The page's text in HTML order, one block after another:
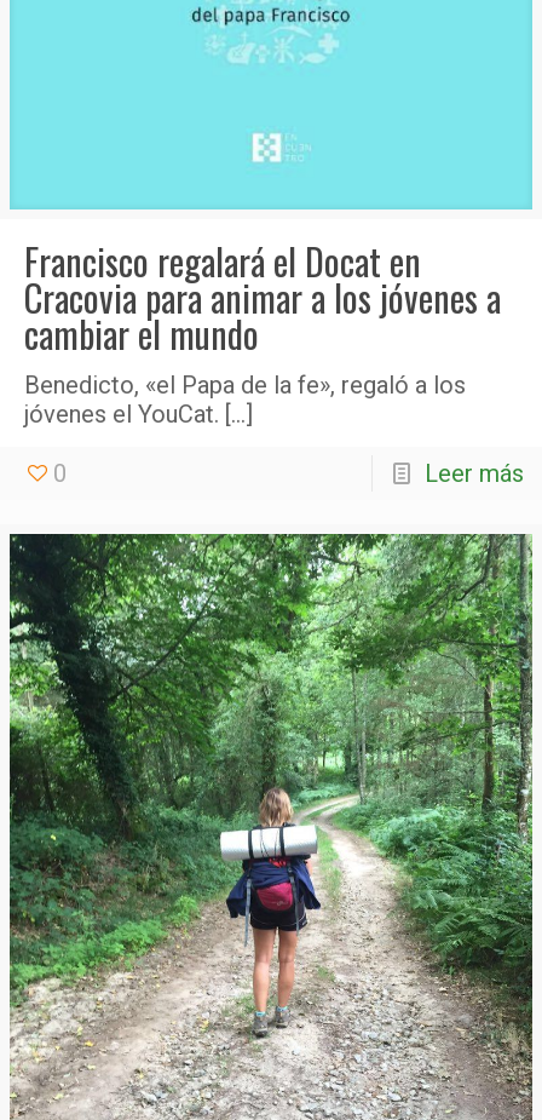
Francisco regalará el Docat en
Cracovia para animar a los jóvenes a
cambiar el mundo
Benedicto, «el Papa de la fe», regaló a los
jóvenes el YouCat. […]
0 Leer más